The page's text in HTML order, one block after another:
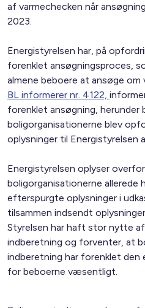
af varmechecken når
2023.
Energistyrelsen har, på
forenklet ansøgningsproces,
almene beboere at ansøge om
BL informerer nr. 4122,
forenklet ansøgning, herunder
boligorganisationerne blev
oplysninger til Energistyrelsen
Energistyrelsen oplyser
boligorganisationerne allerede
efterspurgte oplysninger i
tilsammen indsendt
Styrelsen har haft stor nytte
indberetning og forventer, at
indberetning har forenklet den
for beboerne væsentligt.